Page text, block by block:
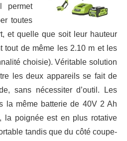
permet
toutes
et quelle que soit leur hauteur
tout de même les 2.10 m et les
choisie). Véritable solution
les deux appareils se fait de
sans nécessiter d’outil. Les
la même batterie de 40V 2 Ah
la poignée est en plus rotative
tandis que du côté coupe-